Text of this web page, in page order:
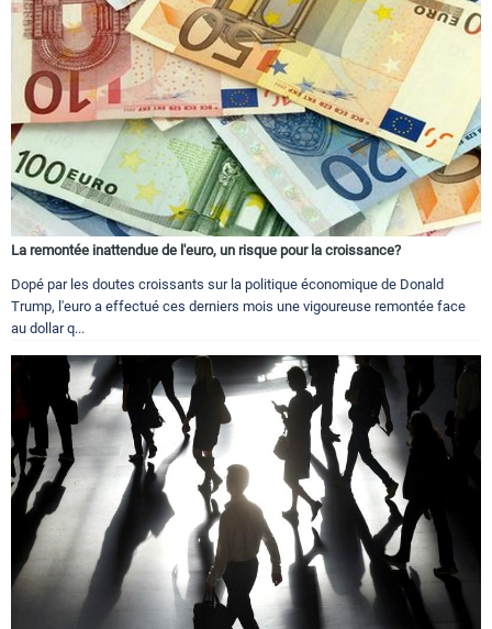
La remontée inattendue de l'euro, un risque pour la croissance?
Dopé par les doutes croissants sur la politique économique de Donald
Trump, l'euro a effectué ces derniers mois une vigoureuse remontée face
au dollar q...